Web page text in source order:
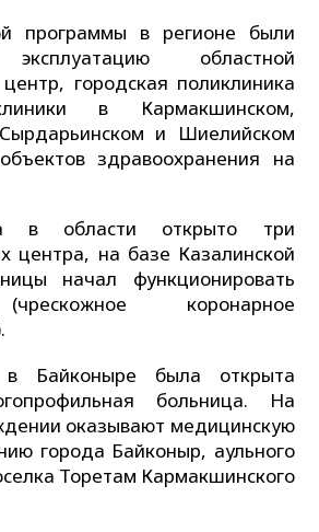
программы в регионе были
областной
городская поликлиника
в Кармакшинском,
и Шиелийском
здравоохранения на
в области открыто три
центра, на базе Казалинской
начал функционировать
коронарное
Байконыре была открыта
больница. На
оказывают медицинскую
города Байконыр, аульного
Торетам Кармакшинского